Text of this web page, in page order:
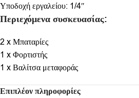
Υποδοχή εργαλείου: 1/4″
Περιεχόμενα συσκευασίας:
2 x Μπαταρίες
1 x Φορτιστής
1 x Βαλίτσα μεταφοράς
Επιπλέον πληροφορίες